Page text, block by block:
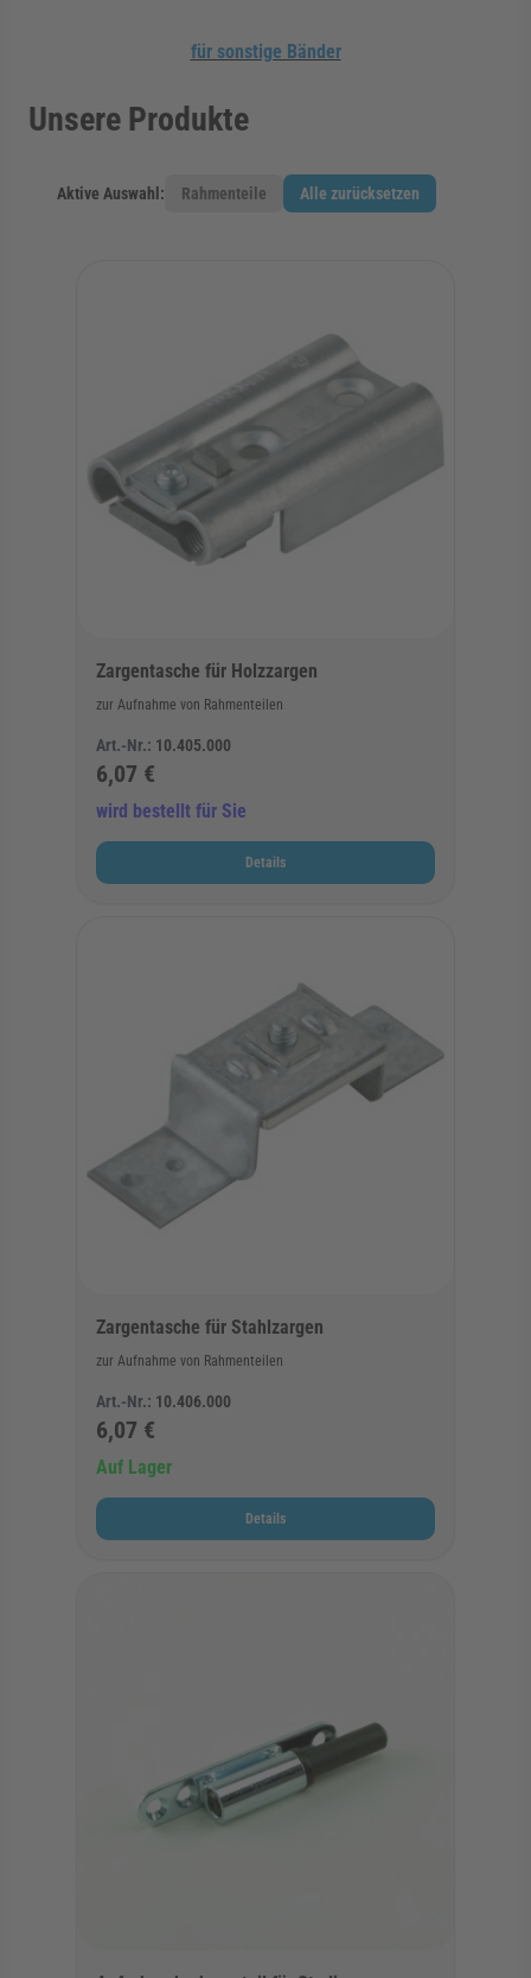
für sonstige Bänder
Unsere Produkte
Aktive Auswahl: Rahmenteile Alle zurücksetzen
Zargentasche für Holzzargen
zur Aufnahme von Rahmenteilen
Art.-Nr.: 10.405.000
6,07 €
wird bestellt für Sie
Details
Zargentasche für Stahlzargen
zur Aufnahme von Rahmenteilen
Art.-Nr.: 10.406.000
6,07 €
Auf Lager
Details